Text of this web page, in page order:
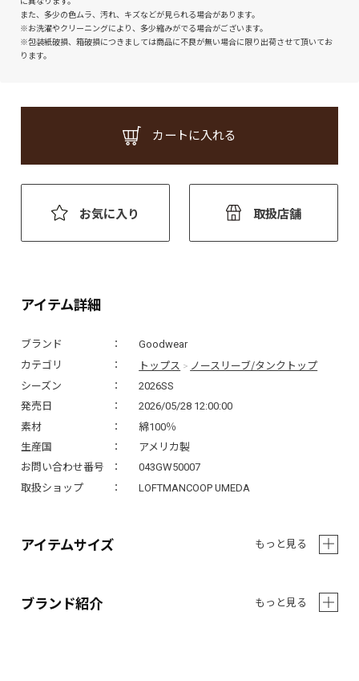
また、多少の色ムラ、汚れ、キズなどが見られる場合があります。
※お洗濯やクリーニングにより、多少縮みがでる場合がございます。
※包装紙破損、箱破損につきましては商品に不良が無い場合に限り出荷させて頂いてお
ります。
カートに入れる
お気に入り 取扱店舗
アイテム詳細
ブランド
Goodwear
カテゴリ
トップス > ノースリーブ/タンクトップ
シーズン
2026SS
発売日
2026/05/28 12:00:00
素材
綿100％
生産国
アメリカ製
お問い合わせ番号
043GW50007
取扱ショップ
LOFTMANCOOP UMEDA
アイテムサイズ もっと見る
ブランド紹介 もっと見る